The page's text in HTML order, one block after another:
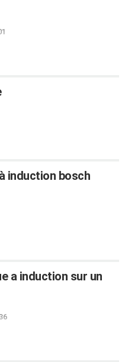
induction bosch
a induction sur un